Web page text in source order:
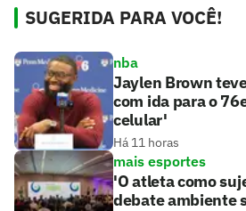
SUGERIDA PARA VOCÊ!
nba
Jaylen Brown
com ida para o
celular'
Há 11 horas
mais esportes
'O atleta como
debate ambiente